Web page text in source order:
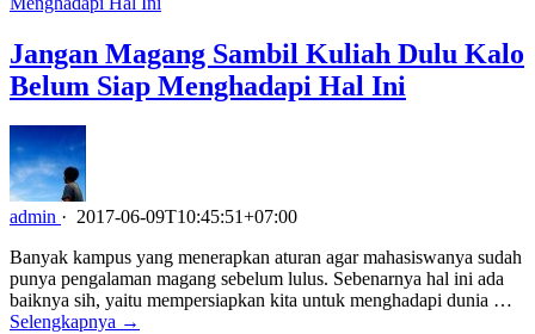
Jangan Magang Sambil Kuliah Dulu Kalo
Belum Siap Menghadapi Hal Ini
admin · 2017-06-09T10:45:51+07:00
Banyak kampus yang menerapkan aturan agar mahasiswanya sudah
punya pengalaman magang sebelum lulus. Sebenarnya hal ini ada
baiknya sih, yaitu mempersiapkan kita untuk menghadapi dunia …
Selengkapnya →